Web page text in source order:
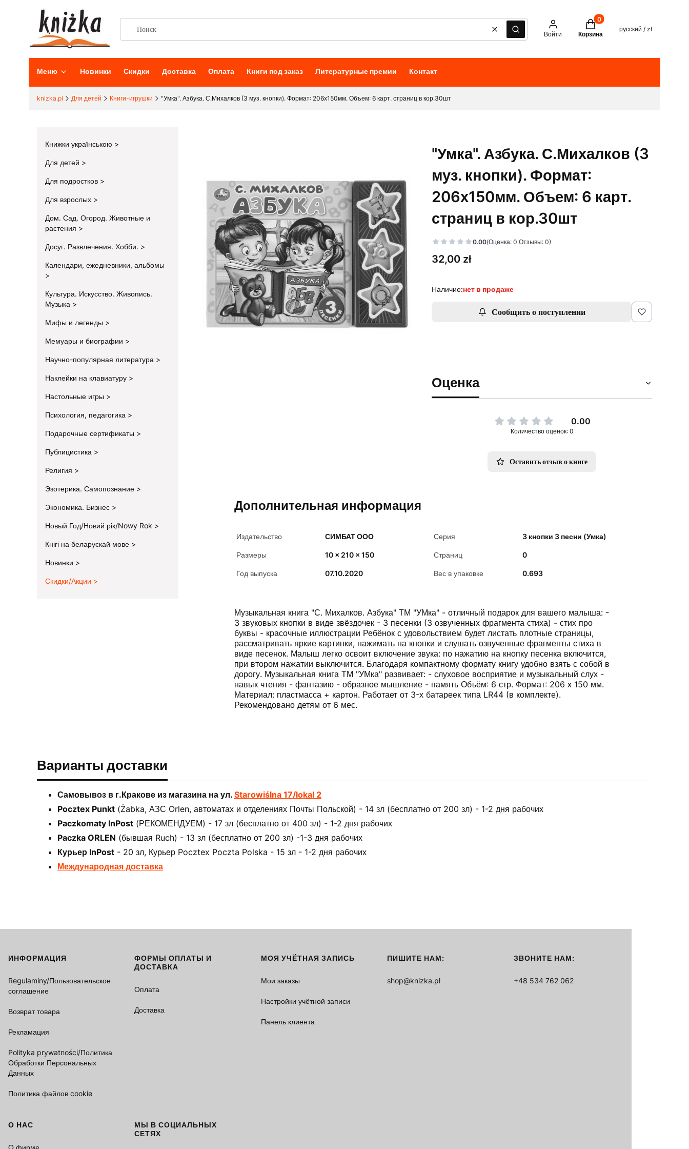
ОчиститьПоиск Войти
Товары в корзине: 0. See
Корзина
русский / zł
Меню Новинки Скидки Доставка Оплата Книги под заказ Литературные премии Контакт
knizka.pl Для детей Книги-игрушки "Умка". Азбука. С.Михалков (3 муз. кнопки). Формат: 206х150мм. Объем: 6 карт. страниц в кор.30шт
Книжки українською
Для детей
Для подростков
Для взрослых
Дом. Сад. Огород. Животные и
растения
Досуг. Развлечения. Хобби.
Календари, ежедневники, альбомы
Культура. Искусство. Живопись.
Музыка
Мифы и легенды
Мемуары и биографии
Научно-популярная литература
Наклейки на клавиатуру
Настольные игры
Психология, педагогика
Подарочные сертификаты
Публицистика
Религия
Эзотерика. Самопознание
Экономика. Бизнес
Новый Год/Новий рік/Nowy Rok
Кнігі на беларускай мове
Новинки
Скидки/Акции
"Умка". Азбука. С.Михалков (3
муз. кнопки). Формат:
206х150мм. Объем: 6 карт.
страниц в кор.30шт
0.00(Оценка: 0 Отзывы: 0)
Цена
32,00 zł
Наличие:нет в продаже
Сообщить о поступлении
Оценка
0.00
Количество оценок: 0
Оставить отзыв о книге
Дополнительная информация
Издательство СИМБАТ ООО Серия 3 кнопки 3 песни (Умка)
Размеры 10 x 210 x 150 Страниц 0
Год выпуска 07.10.2020 Вес в упаковке 0.693
Музыкальная книга "С. Михалков. Азбука" ТМ "УМка" - отличный подарок для вашего малыша: -
3 звуковых кнопки в виде звёздочек - 3 песенки (3 озвученных фрагмента стиха) - стих про
буквы - красочные иллюстрации Ребёнок с удовольствием будет листать плотные страницы,
рассматривать яркие картинки, нажимать на кнопки и слушать озвученные фрагменты стиха в
виде песенок. Малыш легко освоит включение звука: по нажатию на кнопку песенка включится,
при втором нажатии выключится. Благодаря компактному формату книгу удобно взять с собой в
дорогу. Музыкальная книга ТМ "УМка" развивает: - слуховое восприятие и музыкальный слух -
навык чтения - фантазию - образное мышление - память Объём: 6 стр. Формат: 206 х 150 мм.
Материал: пластмасса + картон. Работает от 3-х батареек типа LR44 (в комплекте).
Рекомендовано детям от 6 мес.
Варианты доставки
Самовывоз в г.Кракове из магазина на ул. Starowiślna 17/lokal 2
Pocztex Punkt (Żabka, АЗС Orlen, автоматах и отделениях Почты Польской) - 14 зл (бесплатно от 200 зл) - 1-2 дня рабочих
Paczkomaty InPost (РЕКОМЕНДУЕМ) - 17 зл (бесплатно от 400 зл) - 1-2 дня рабочих
Paczka ORLEN (бывшая Ruch) - 13 зл (бесплатно от 200 зл) -1-3 дня рабочих
Курьер InPost - 20 зл, Курьер Pocztex Poczta Polska - 15 зл - 1-2 дня рабочих
Международная доставка
Footer menu
ИНФОРМАЦИЯ
Regulaminy/Пользовательское
соглашение
Возврат товара
Рекламация
Polityka prywatności/Политика
Обработки Персональных
Данных
Политика файлов cookie
ФОРМЫ ОПЛАТЫ И
ДОСТАВКА
Оплата
Доставка
МОЯ УЧЁТНАЯ ЗАПИСЬ
Мои заказы
Настройки учётной записи
Панель клиента
ПИШИТЕ НАМ:
shop@knizka.pl
ЗВОНИТЕ НАМ:
+48 534 762 062
О НАС
О фирме
МЫ В СОЦИАЛЬНЫХ
СЕТЯХ